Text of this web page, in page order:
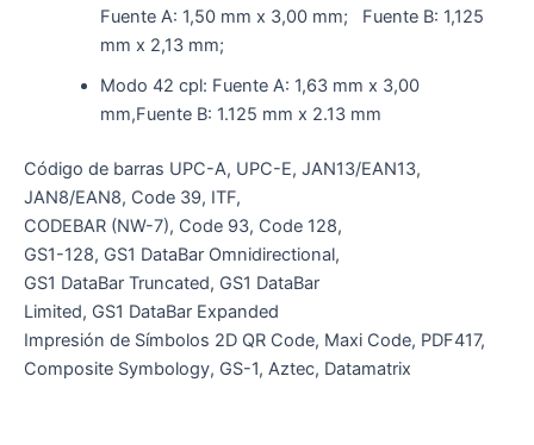
Fuente A: 1,50 mm x 3,00 mm; Fuente B: 1,125
mm x 2,13 mm;
Modo 42 cpl: Fuente A: 1,63 mm x 3,00
mm,Fuente B: 1.125 mm x 2.13 mm
Código de barras UPC-A, UPC-E, JAN13/EAN13,
JAN8/EAN8, Code 39, ITF,
CODEBAR (NW-7), Code 93, Code 128,
GS1-128, GS1 DataBar Omnidirectional,
GS1 DataBar Truncated, GS1 DataBar
Limited, GS1 DataBar Expanded
Impresión de Símbolos 2D QR Code, Maxi Code, PDF417,
Composite Symbology, GS-1, Aztec, Datamatrix